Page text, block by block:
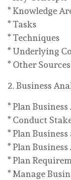
* Knowledge
* Tasks
* Techniques
* Underlying
* Other
2. Business
* Plan
* Conduct
* Plan
* Plan
* Plan
* Manage